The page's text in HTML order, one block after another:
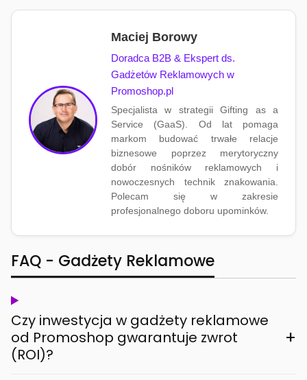
Maciej Borowy
Doradca B2B & Ekspert ds.
Gadżetów Reklamowych w
Promoshop.pl
Specjalista w strategii Gifting as a
Service (GaaS). Od lat pomaga
markom budować trwałe relacje
biznesowe poprzez merytoryczny
dobór nośników reklamowych i
nowoczesnych technik znakowania.
Polecam się w zakresie
profesjonalnego doboru upominków.
FAQ - Gadżety Reklamowe
Czy inwestycja w gadżety reklamowe
od Promoshop gwarantuje zwrot
(ROI)?
+